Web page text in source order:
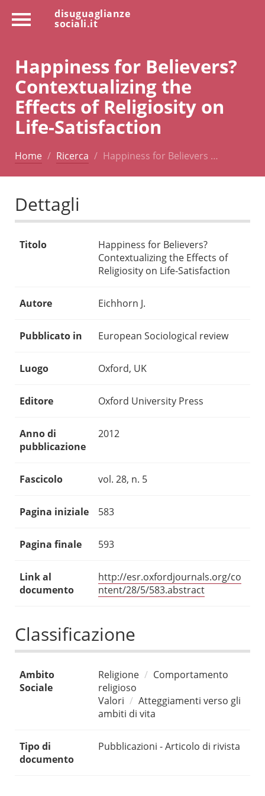
disuguaglianze
sociali.it
Happiness for Believers?
Contextualizing the
Effects of Religiosity on
Life-Satisfaction
Home Ricerca Happiness for Believers …
Dettagli
Titolo
Happiness for Believers?
Contextualizing the Effects of
Religiosity on Life-Satisfaction
Autore Eichhorn J.
Pubblicato in European Sociological review
Luogo Oxford, UK
Editore Oxford University Press
Anno di
pubblicazione
2012
Fascicolo vol. 28, n. 5
Pagina iniziale 583
Pagina finale 593
Link al
documento
http://esr.oxfordjournals.org/co
ntent/28/5/583.abstract
Classificazione
Ambito
Sociale
Religione
Comportamento
religioso
Valori
Atteggiamenti verso gli
ambiti di vita
Tipo di
documento
Pubblicazioni - Articolo di rivista